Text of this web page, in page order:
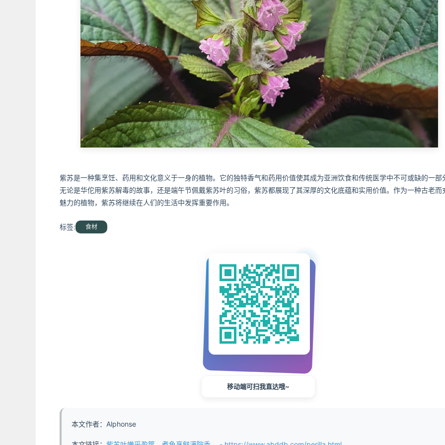
紫苏是一种集烹饪、药用和文化意义于一身的植物。它的独特香气和药用价值使其成为亚洲饮食和传统医学中不可或缺的一部
无论是华佗用紫苏解毒的故事，还是端午节佩戴紫苏叶的习俗，紫苏都展现了其深厚的文化底蕴和实用价值。作为一种古老而
魅力的植物，紫苏将继续在人们的生活中发挥重要作用。
标签: 食材
移动端可扫我直达哦~
本文作者：Alphonse